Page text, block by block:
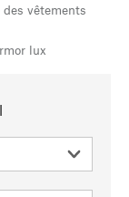
vêtements
lux